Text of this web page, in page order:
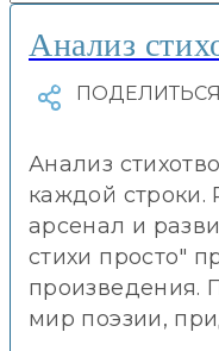
Анализ
Анализ
каждой строки.
арсенал и
стихи просто"
произведения.
мир поэзии,